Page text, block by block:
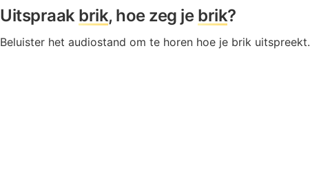
Uitspraak brik, hoe zeg je brik?
Beluister het audiostand om te horen hoe je brik uitspreekt.